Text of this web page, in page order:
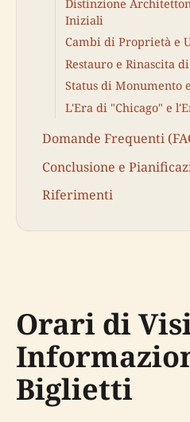
Distinzione
Iniziali
Cambi di Proprietà e
Restauro e Rinascita
Status di Monumento
L'Era di "Chicago" e
Domande Frequenti
Conclusione e
Riferimenti
Orari di
Biglietti